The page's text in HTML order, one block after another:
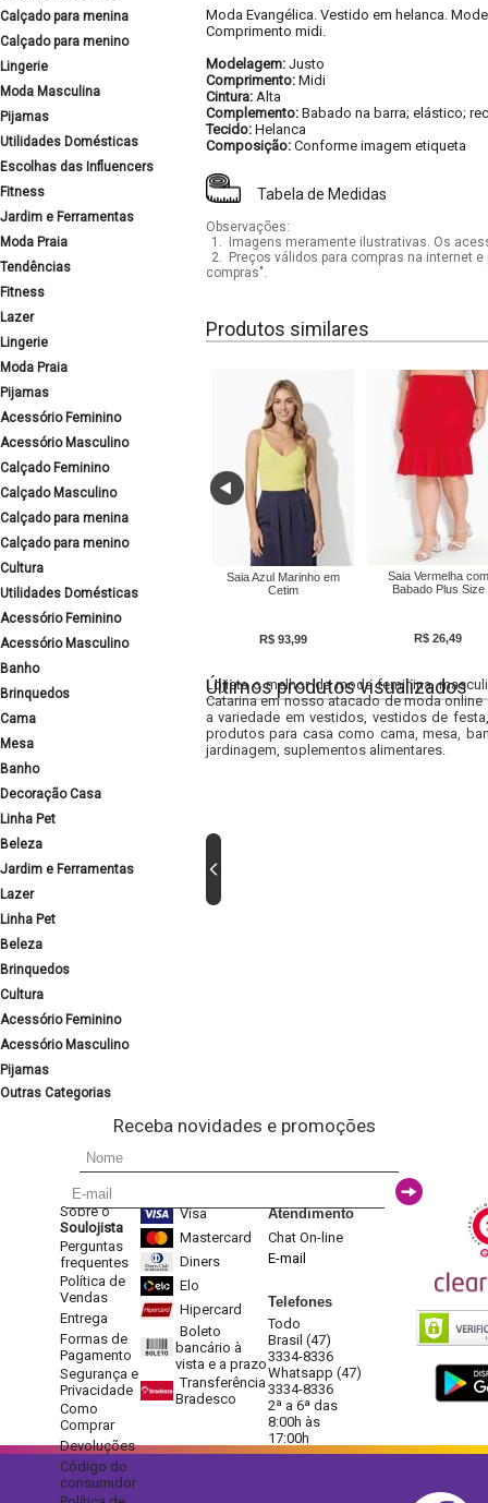
Calçado para menina
Calçado para menino
Lingerie
Moda Masculina
Pijamas
Utilidades Domésticas
Escolhas das Influencers
Fitness
Jardim e Ferramentas
Moda Praia
Tendências
Fitness
Lazer
Lingerie
Moda Praia
Pijamas
Acessório Feminino
Acessório Masculino
Calçado Feminino
Calçado Masculino
Calçado para menina
Calçado para menino
Cultura
Utilidades Domésticas
Acessório Feminino
Acessório Masculino
Banho
Brinquedos
Cama
Mesa
Banho
Decoração Casa
Linha Pet
Beleza
Jardim e Ferramentas
Lazer
Linha Pet
Beleza
Brinquedos
Cultura
Acessório Feminino
Acessório Masculino
Pijamas
Outras Categorias
Moda Evangélica. Vestido em helanca.
Comprimento midi.
Modelagem: Justo
Comprimento: Midi
Cintura: Alta
Complemento: Babado na barra; elástico;
Tecido: Helanca
Composição: Conforme imagem etiqueta
Tabela de Medidas
Observações:
1.
Imagens meramente ilustrativas. Os
2.
Preços válidos para compras na internet
compras".
Produtos similares
Saia Azul Marinho em
Cetim
R$ 93,99
Saia Vermelha com
Babado Plus Size
R$ 26,49
Últimos produtos visualizados
Lojista o melhor da moda feminina,
Catarina em nosso atacado de moda
a variedade em vestidos, vestidos de
produtos para casa como cama, mesa,
jardinagem, suplementos alimentares.
Receba novidades e promoções
Sobre o
Soulojista
Perguntas
frequentes
Política de
Vendas
Entrega
Formas de
Pagamento
Segurança e
Privacidade
Como
Comprar
Devoluções
Código do
consumidor
Visa
Mastercard
Diners
Elo
Hipercard
Boleto
bancário à
vista e a prazo
Transferência
Bradesco
Atendimento
Chat On-line
E-mail
Telefones
Todo
Brasil (47)
3334-8336
Whatsapp (47)
3334-8336
2ª a 6ª das
8:00h às
17:00h